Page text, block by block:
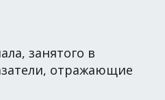
занятого в
отражающие